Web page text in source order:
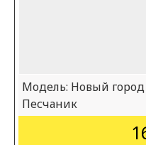
Модель: Новый
Песчаник